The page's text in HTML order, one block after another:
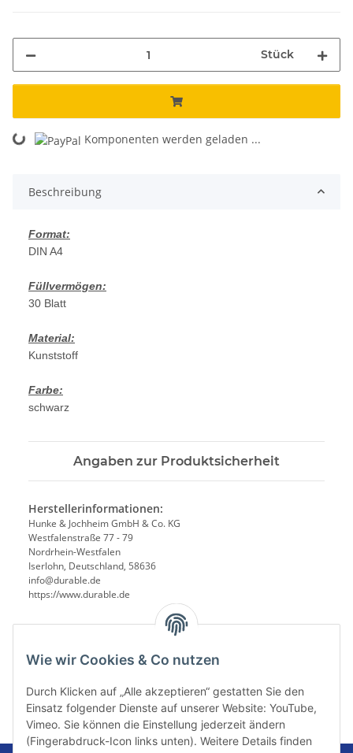
Wie wir Cookies & Co nutzen
Durch Klicken auf „Alle akzeptieren“ gestatten Sie den
Einsatz folgender Dienste auf unserer Website: YouTube,
Vimeo. Sie können die Einstellung jederzeit ändern
(Fingerabdruck-Icon links unten). Weitere Details finden
Stück
Loading... Komponenten werden geladen ...
Beschreibung
Format:
DIN A4
Füllvermögen:
30 Blatt
Material:
Kunststoff
Farbe:
schwarz
Angaben zur Produktsicherheit
Herstellerinformationen:
Hunke & Jochheim GmbH & Co. KG
Westfalenstraße 77 - 79
Nordrhein-Westfalen
Iserlohn, Deutschland, 58636
info@durable.de
https://www.durable.de